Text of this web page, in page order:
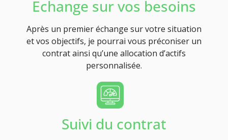
Echange sur vos besoins
Après un premier échange sur votre situation
et vos objectifs, je pourrai vous préconiser un
contrat ainsi qu’une allocation d’actifs
personnalisée.
Suivi du contrat